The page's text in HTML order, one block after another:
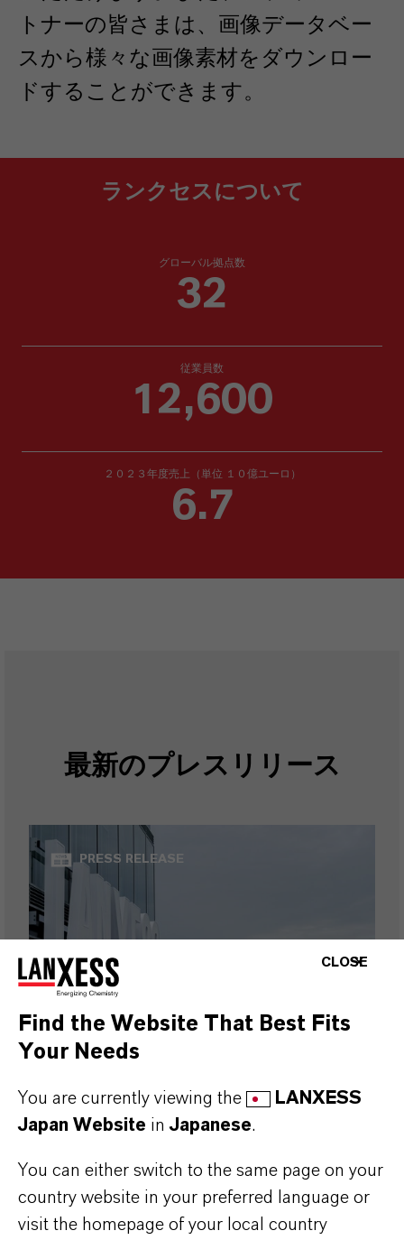
トナーの皆さまは、画像データベー
スから様々な画像素材をダウンロー
ドすることができます。
ランクセスについて
グローバル拠点数
32
従業員数
12,600
２０２３年度売上（単位 １０億ユーロ）
6.7
最新のプレスリリース
PRESS RELEASE
の業績を発表
8月 07, 2026
CLOSE
Find the Website That Best Fits
Your Needs
You are currently viewing the
LANXESS
Japan Website inJapanese.
You can either switch to the same page on your
country website in your preferred language or
visit the homepage of your local country